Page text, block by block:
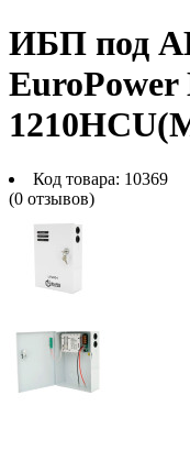
ИБП под
EuroPower
Код товара: 10369
(0 отзывов)